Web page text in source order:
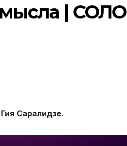
|
Саралидзе.